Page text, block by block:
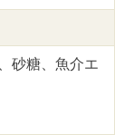
砂糖、魚介エ